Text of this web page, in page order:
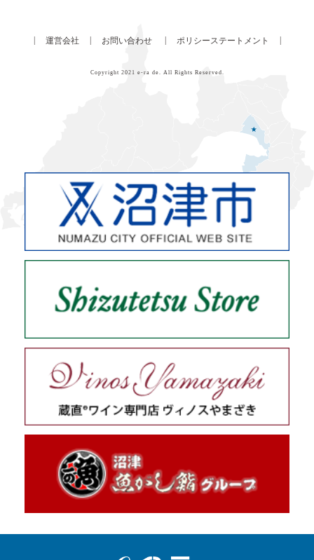
運営会社 お問い合わせ ポリシーステートメント
Copyright 2021 e-ra de. All Rights Reserved.